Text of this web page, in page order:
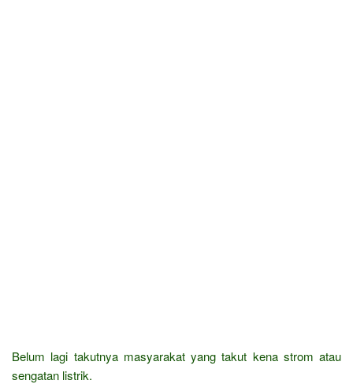
Belum lagi takutnya masyarakat yang takut kena strom atau
sengatan listrik.